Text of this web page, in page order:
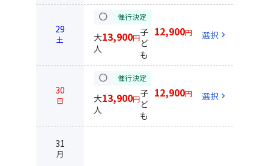
29
土
circle 催行決定
大
人
13,900円子
ど
も
12,900円 選択 chevron_right
30
日
circle 催行決定
大
人
13,900円子
ど
も
12,900円 選択 chevron_right
31
月